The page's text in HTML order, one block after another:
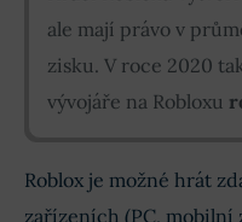
ale mají právo v
zisku. V roce 2020
vývojáře na Robloxu
Roblox je možné hrát
zařízeních (PC, mobilní